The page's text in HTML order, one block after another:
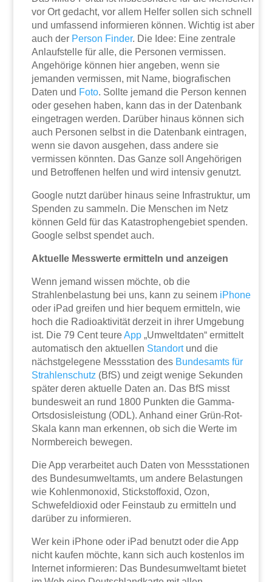
vor Ort gedacht, vor allem Helfer sollen sich schnell
und umfassend informieren können. Wichtig ist aber
auch der Person Finder. Die Idee: Eine zentrale
Anlaufstelle für alle, die Personen vermissen.
Angehörige können hier angeben, wenn sie
jemanden vermissen, mit Name, biografischen
Daten und Foto. Sollte jemand die Person kennen
oder gesehen haben, kann das in der Datenbank
eingetragen werden. Darüber hinaus können sich
auch Personen selbst in die Datenbank eintragen,
wenn sie davon ausgehen, dass andere sie
vermissen könnten. Das Ganze soll Angehörigen
und Betroffenen helfen und wird intensiv genutzt.
Google nutzt darüber hinaus seine Infrastruktur, um
Spenden zu sammeln. Die Menschen im Netz
können Geld für das Katastrophengebiet spenden.
Google selbst spendet auch.
Aktuelle Messwerte ermitteln und anzeigen
Wenn jemand wissen möchte, ob die
Strahlenbelastung bei uns, kann zu seinem iPhone
oder iPad greifen und hier bequem ermitteln, wie
hoch die Radioaktivität derzeit in ihrer Umgebung
ist. Die 79 Cent teureApp „Umweltdaten“ ermittelt
automatisch den aktuellen Standortund die
nächstgelegene Messstation des Bundesamts für
Strahlenschutz (BfS) und zeigt wenige Sekunden
später deren aktuelle Daten an. Das BfS misst
bundesweit an rund 1800 Punkten die Gamma-
Ortsdosisleistung (ODL). Anhand einer Grün-Rot-
Skala kann man erkennen, ob sich die Werte im
Normbereich bewegen.
Die App verarbeitet auch Daten von Messstationen
des Bundesumweltamts, um andere Belastungen
wie Kohlenmonoxid, Stickstoffoxid, Ozon,
Schwefeldioxid oder Feinstaub zu ermitteln und
darüber zu informieren.
Wer kein iPhone oder iPad benutzt oder die App
nicht kaufen möchte, kann sich auch kostenlos im
Internet informieren: Das Bundesumweltamt bietet